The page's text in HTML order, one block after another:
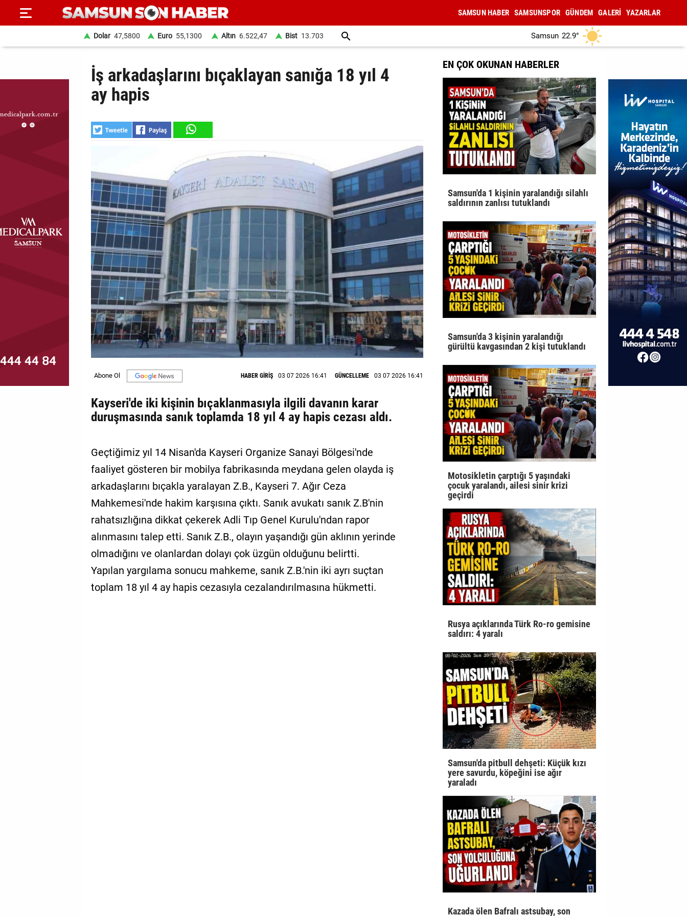
SAYFA
HABER
DÜNYA
MAGAZİN
Künye
İletişim
SAMSUN HABER SAMSUNSPOR GÜNDEM GALERİ YAZARLAR
Dolar 47,5800 Euro 55,1300 Altın 6.522,47 Bist 13.703 Samsun 22.9°
İş arkadaşlarını bıçaklayan sanığa 18 yıl 4
ay hapis
HABER GİRİŞ 03 07 2026 16:41 GÜNCELLEME 03 07 2026 16:41
Kayseri'de iki kişinin bıçaklanmasıyla ilgili davanın karar
duruşmasında sanık toplamda 18 yıl 4 ay hapis cezası aldı.
Geçtiğimiz yıl 14 Nisan'da Kayseri Organize Sanayi Bölgesi'nde
faaliyet gösteren bir mobilya fabrikasında meydana gelen olayda iş
arkadaşlarını bıçakla yaralayan Z.B., Kayseri 7. Ağır Ceza
Mahkemesi'nde hakim karşısına çıktı. Sanık avukatı sanık Z.B'nin
rahatsızlığına dikkat çekerek Adli Tıp Genel Kurulu'ndan rapor
alınmasını talep etti. Sanık Z.B., olayın yaşandığı gün aklının yerinde
olmadığını ve olanlardan dolayı çok üzgün olduğunu belirtti.
Yapılan yargılama sonucu mahkeme, sanık Z.B.'nin iki ayrı suçtan
toplam 18 yıl 4 ay hapis cezasıyla cezalandırılmasına hükmetti.
EN ÇOK OKUNAN HABERLER
Samsun'da 1 kişinin yaralandığı silahlı
saldırının zanlısı tutuklandı
Samsun'da 3 kişinin yaralandığı
gürültü kavgasından 2 kişi tutuklandı
Motosikletin çarptığı 5 yaşındaki
çocuk yaralandı, ailesi sinir krizi
geçirdi
Rusya açıklarında Türk Ro-ro gemisine
saldırı: 4 yaralı
Samsun'da pitbull dehşeti: Küçük kızı
yere savurdu, köpeğini ise ağır
yaraladı
Kazada ölen Bafralı astsubay, son